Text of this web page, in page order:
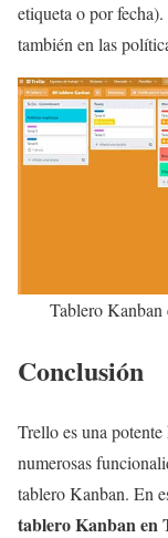
etiqueta o por
también en las
Tablero Kanban
Conclusión
Trello es una
numerosas
tablero Kanban. En
tablero Kanban en